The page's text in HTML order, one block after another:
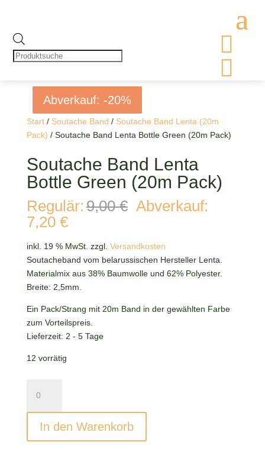
search


Start/ Soutache Band / Soutache Band Lenta (20m
Pack) / Soutache Band Lenta Bottle Green (20m Pack)
Abverkauf: -20%
Soutache Band Lenta
Bottle Green (20m Pack)
Regulär: 9,00€ Ursprünglicher
9,00 €
Abverkauf:
7,20 €Aktueller
ist:
7,20 €.
inkl. 19 % MwSt. zzgl. Versandkosten
Soutacheband vom belarussischen Hersteller Lenta.
Materialmix aus 38% Baumwolle und 62% Polyester.
Breite: 2,5mm.
Ein Pack/Strang mit 20m Band in der gewählten Farbe
zum Vorteilspreis.
Lieferzeit: 2 - 5 Tage
12 vorrätig
Band
Lenta
Bottle
Green
In den Warenkorb
Abverkauf: -20%
Abverkauf: -20%
Abverkauf: -20%